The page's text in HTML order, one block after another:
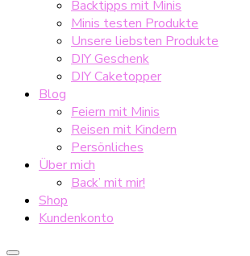
Backtipps mit Minis
Minis testen Produkte
Unsere liebsten Produkte
DIY Geschenk
DIY Caketopper
Blog
Feiern mit Minis
Reisen mit Kindern
Persönliches
Über mich
Back’ mit mir!
Shop
Kundenkonto